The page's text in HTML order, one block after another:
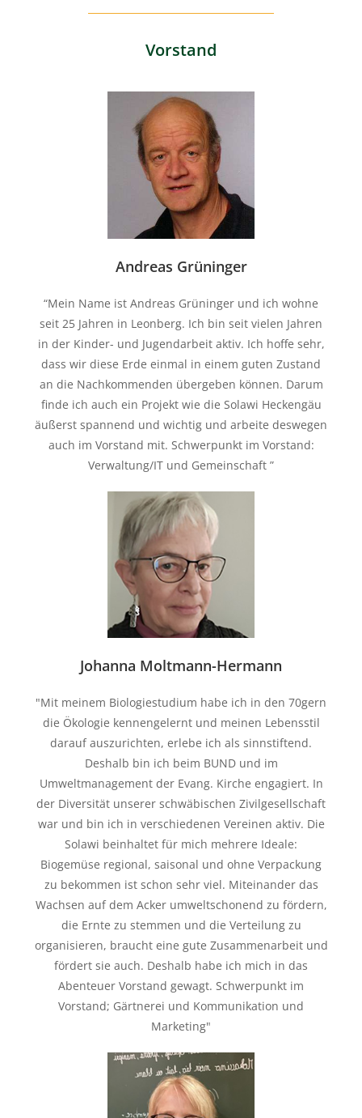
Vorstand
Andreas Grüninger
“Mein Name ist Andreas Grüninger und ich wohne
seit 25 Jahren in Leonberg. Ich bin seit vielen Jahren
in der Kinder- und Jugendarbeit aktiv. Ich hoffe sehr,
dass wir diese Erde einmal in einem guten Zustand
an die Nachkommenden übergeben können. Darum
finde ich auch ein Projekt wie die Solawi Heckengäu
äußerst spannend und wichtig und arbeite deswegen
auch im Vorstand mit. Schwerpunkt im Vorstand:
Verwaltung/IT und Gemeinschaft ”
Johanna Moltmann-Hermann
"Mit meinem Biologiestudium habe ich in den 70gern
die Ökologie kennengelernt und meinen Lebensstil
darauf auszurichten, erlebe ich als sinnstiftend.
Deshalb bin ich beim BUND und im
Umweltmanagement der Evang. Kirche engagiert. In
der Diversität unserer schwäbischen Zivilgesellschaft
war und bin ich in verschiedenen Vereinen aktiv. Die
Solawi beinhaltet für mich mehrere Ideale:
Biogemüse regional, saisonal und ohne Verpackung
zu bekommen ist schon sehr viel. Miteinander das
Wachsen auf dem Acker umweltschonend zu fördern,
die Ernte zu stemmen und die Verteilung zu
organisieren, braucht eine gute Zusammenarbeit und
fördert sie auch. Deshalb habe ich mich in das
Abenteuer Vorstand gewagt. Schwerpunkt im
Vorstand; Gärtnerei und Kommunikation und
Marketing"